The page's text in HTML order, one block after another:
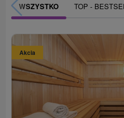
WSZYSTKO TOP -
Akcia